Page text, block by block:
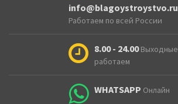
info@blagoystroystvo.ru
Работаем по всей России
8.00 - 24.00 Выходные
работаем
WHATSAPP Онлайн